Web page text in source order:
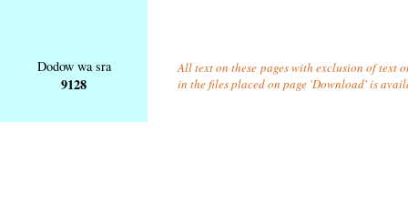
Dodow wa sra
9128
All text on these pages with exclusion of text
in the files placed on page 'Download' is